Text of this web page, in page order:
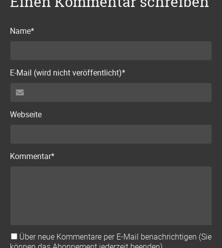
Pflichtfeld
Name*
Pflichtfeld
E-Mail (wird nicht veröffentlicht)*
Webseite
Pflichtfeld
Kommentar*
Über neue Kommentare per E-Mail benachrichtigen (Sie